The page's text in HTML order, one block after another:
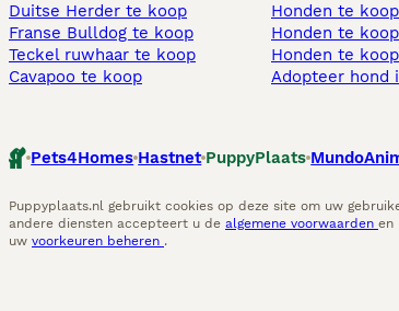
Duitse Herder te koop
Franse Bulldog te koop
Teckel ruwhaar te koop
Cavapoo te koop
Honden te
Honden te
Honden te
Adopteer hond
Pets4Homes Hastnet PuppyPlaats
Puppyplaats.nl gebruikt cookies op deze site om uw
andere diensten accepteert u de algemene voorwaarden en
uw voorkeuren beheren .